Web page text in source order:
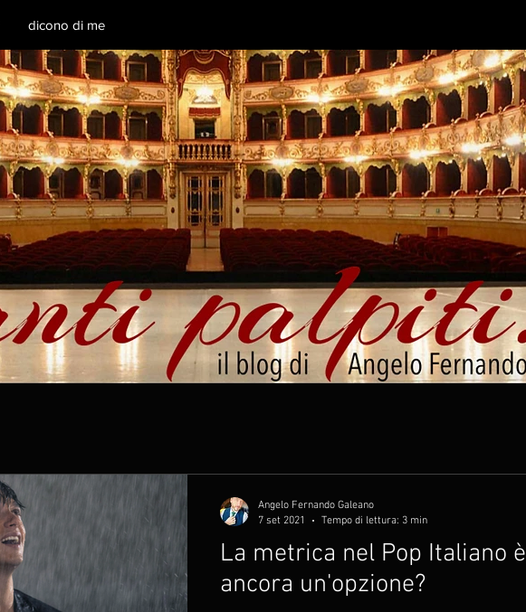
dicono di me
La metrica nel Pop Italiano è
ancora un'opzione?
Angelo Fernando Galeano
7 set 2021
Tempo di lettura: 3 min